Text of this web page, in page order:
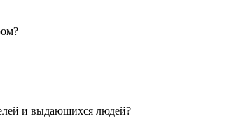
и выдающихся людей?